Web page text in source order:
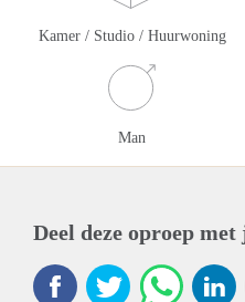
Kamer / Studio / Huurwoning
Man
Deel deze oproep